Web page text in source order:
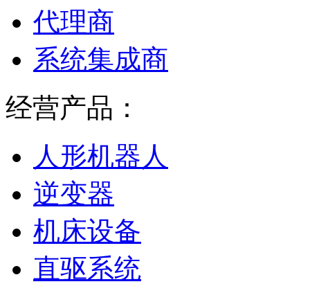
代理商
系统集成商
经营产品：
人形机器人
逆变器
机床设备
直驱系统